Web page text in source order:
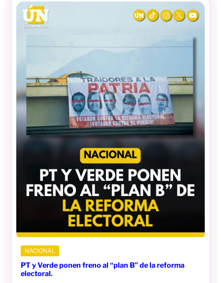
NACIONAL
PT y Verde ponen freno al “plan B” de la reforma
electoral.